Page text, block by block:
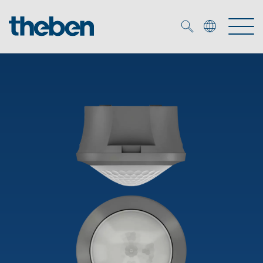
Smart Home
Aanwezigheids- en bewegingsmelders
LED spot
OEM-oplossingen
OEM-experts
Referenties
Tijd- en lichtregeling
DALI-2 lichtregeling
Mediatheek